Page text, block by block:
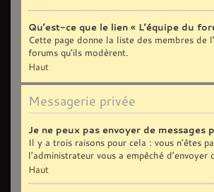
Qu’est-ce que le lien « L’équipe du
Cette page donne la liste des membres de
forums qu’ils modèrent.
Haut
Messagerie privée
Je ne peux pas envoyer de messages
Il y a trois raisons pour cela : vous n’êtes
l’administrateur vous a empêché
Haut